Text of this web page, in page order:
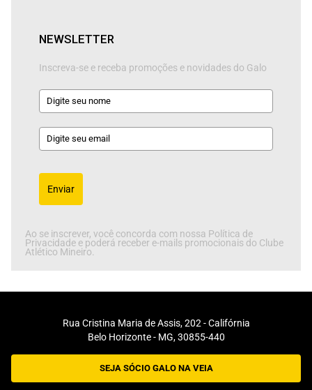
NEWSLETTER
Inscreva-se e receba promoções e novidades do Galo
Enviar
Ao se inscrever, você concorda com nossa Política de
Privacidade e poderá receber e-mails promocionais do Clube
Atlético Mineiro.
Rua Cristina Maria de Assis, 202 - Califórnia
Belo Horizonte - MG, 30855-440
SEJA SÓCIO GALO NA VEIA